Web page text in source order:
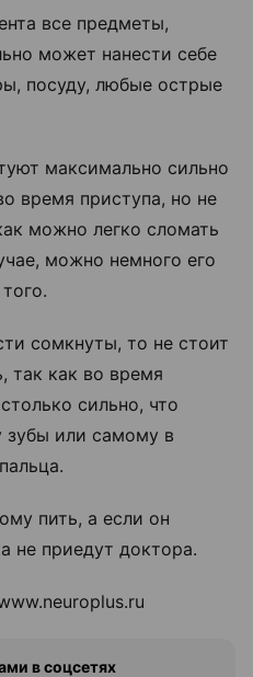
все предметы,
может нанести себе
посуду, любые острые
максимально сильно
время приступа, но не
можно легко сломать
можно немного его
сомкнуты, то не стоит
так как во время
сильно, что
зубы или самому в
пить, а если он
не приедут доктора.
в соцсетях